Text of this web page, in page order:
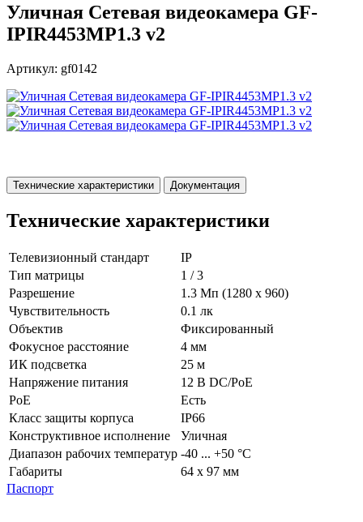
Уличная Сетевая видеокамера GF-
IPIR4453MP1.3 v2
Артикул: gf0142
Технические характеристики Документация
Технические характеристики
Телевизионный стандарт
IP
Тип матрицы
1 / 3
Разрешение
1.3 Мп (1280 х 960)
Чувствительность
0.1 лк
Объектив
Фиксированный
Фокусное расстояние
4 мм
ИК подсветка
25 м
Напряжение питания
12 В DC/PoE
PoE
Есть
Класс защиты корпуса
IP66
Конструктивное исполнение
Уличная
Диапазон рабочих температур -40 ... +50 °С
Габариты
64 x 97 мм
Паспорт